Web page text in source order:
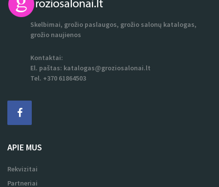
grožio naujienos
Kontaktai:
El. paštas:katalogas@groziosalonai.lt
APIE MUS
Naudojimosi sąlygos
Privatumo politika